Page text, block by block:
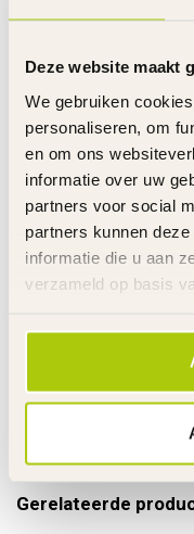
Deze website maakt
We gebruiken
personaliseren, om
en om ons
informatie over uw
partners voor social
partners kunnen
informatie die u aan
verzameld op basis
Velgen
Kettingkast
Zijwielen
Standaard
Bel
Stuurhoogte
Zadelhoogte
Gewicht product
11
Voor gemonteerd
De gehele rubriek
Gerelateerde